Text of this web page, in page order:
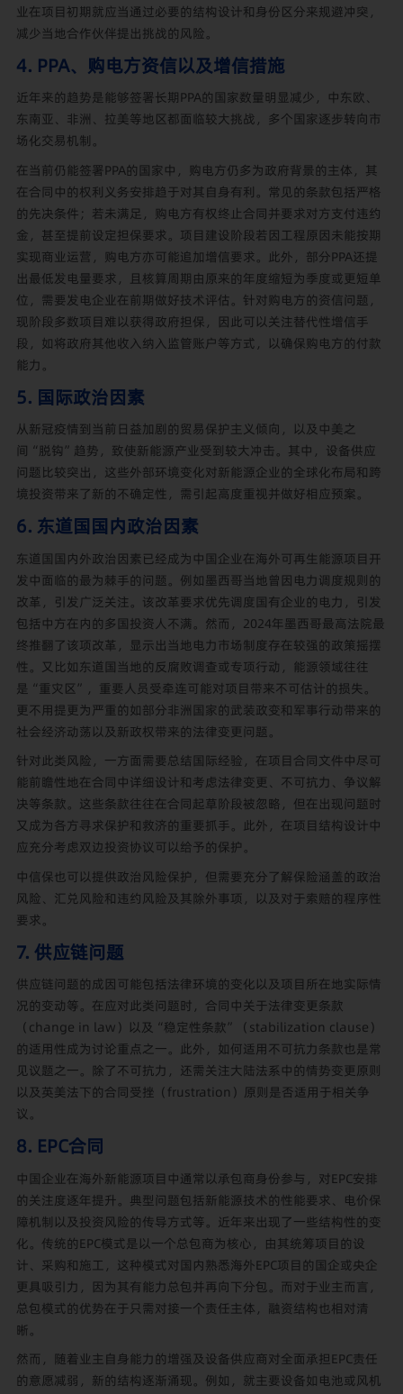
业在项目初期就应当通过必要的结构设计和身份区分来规避冲突，
减少当地合作伙伴提出挑战的风险。
4. PPA、购电方资信以及增信措施
近年来的趋势是能够签署长期PPA的国家数量明显减少，中东欧、
东南亚、非洲、拉美等地区都面临较大挑战，多个国家逐步转向市
场化交易机制。
在当前仍能签署PPA的国家中，购电方仍多为政府背景的主体，其
在合同中的权利义务安排趋于对其自身有利。常见的条款包括严格
的先决条件；若未满足，购电方有权终止合同并要求对方支付违约
金，甚至提前设定担保要求。项目建设阶段若因工程原因未能按期
实现商业运营，购电方亦可能追加增信要求。此外，部分PPA还提
出最低发电量要求，且核算周期由原来的年度缩短为季度或更短单
位，需要发电企业在前期做好技术评估。针对购电方的资信问题，
现阶段多数项目难以获得政府担保，因此可以关注替代性增信手
段，如将政府其他收入纳入监管账户等方式，以确保购电方的付款
能力。
5. 国际政治因素
从新冠疫情到当前日益加剧的贸易保护主义倾向，以及中美之
间“脱钩”趋势，致使新能源产业受到较大冲击。其中，设备供应
问题比较突出，这些外部环境变化对新能源企业的全球化布局和跨
境投资带来了新的不确定性，需引起高度重视并做好相应预案。
6. 东道国国内政治因素
东道国国内外政治因素已经成为中国企业在海外可再生能源项目开
发中面临的最为棘手的问题。例如墨西哥当地曾因电力调度规则的
改革，引发广泛关注。该改革要求优先调度国有企业的电力，引发
包括中方在内的多国投资人不满。然而，2024年墨西哥最高法院最
终推翻了该项改革，显示出当地电力市场制度存在较强的政策摇摆
性。又比如东道国当地的反腐败调查或专项行动，能源领域往往
是“重灾区”，重要人员受牵连可能对项目带来不可估计的损失。
更不用提更为严重的如部分非洲国家的武装政变和军事行动带来的
社会经济动荡以及新政权带来的法律变更问题。
针对此类风险，一方面需要总结国际经验，在项目合同文件中尽可
能前瞻性地在合同中详细设计和考虑法律变更、不可抗力、争议解
决等条款。这些条款往往在合同起草阶段被忽略，但在出现问题时
又成为各方寻求保护和救济的重要抓手。此外，在项目结构设计中
应充分考虑双边投资协议可以给予的保护。
中信保也可以提供政治风险保护，但需要充分了解保险涵盖的政治
风险、汇兑风险和违约风险及其除外事项，以及对于索赔的程序性
要求。
7. 供应链问题
供应链问题的成因可能包括法律环境的变化以及项目所在地实际情
况的变动等。在应对此类问题时，合同中关于法律变更条款
（change in law）以及“稳定性条款”（stabilization clause）
的适用性成为讨论重点之一。此外，如何适用不可抗力条款也是常
见议题之一。除了不可抗力，还需关注大陆法系中的情势变更原则
以及英美法下的合同受挫（frustration）原则是否适用于相关争
议。
8. EPC合同
中国企业在海外新能源项目中通常以承包商身份参与，对EPC安排
的关注度逐年提升。典型问题包括新能源技术的性能要求、电价保
障机制以及投资风险的传导方式等。近年来出现了一些结构性的变
化。传统的EPC模式是以一个总包商为核心，由其统筹项目的设
计、采购和施工，这种模式对国内熟悉海外EPC项目的国企或央企
更具吸引力，因为其有能力总包并再向下分包。而对于业主而言，
总包模式的优势在于只需对接一个责任主体，融资结构也相对清
晰。
然而，随着业主自身能力的增强及设备供应商对全面承担EPC责任
的意愿减弱，新的结构逐渐涌现。例如，就主要设备如电池或风机